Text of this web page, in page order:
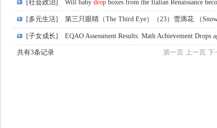
[社会政治] Will baby drop boxes from the Italian Renaissance
[多元生活] 第三只眼睛（The Third Eye）（23）雪滴花 （
[子女成长] EQAO Assessment Results: Math Achievement Drops
共有3条记录 第一页 上一页 下